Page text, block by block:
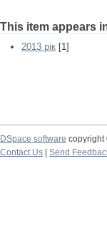
This item appears
2013 рік [1]
DSpace software copyright
Contact Us
Send